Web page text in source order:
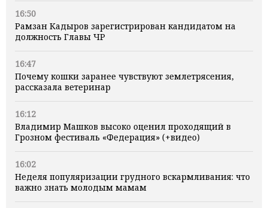
16:50
Рамзан Кадыров зарегистрирован кандидатом на
должность Главы ЧР
16:47
Почему кошки заранее чувствуют землетрясения,
рассказала ветеринар
16:12
Владимир Машков высоко оценил проходящий в
Грозном фестиваль «Федерация» (+видео)
16:02
Неделя популяризации грудного вскармливания: что
важно знать молодым мамам